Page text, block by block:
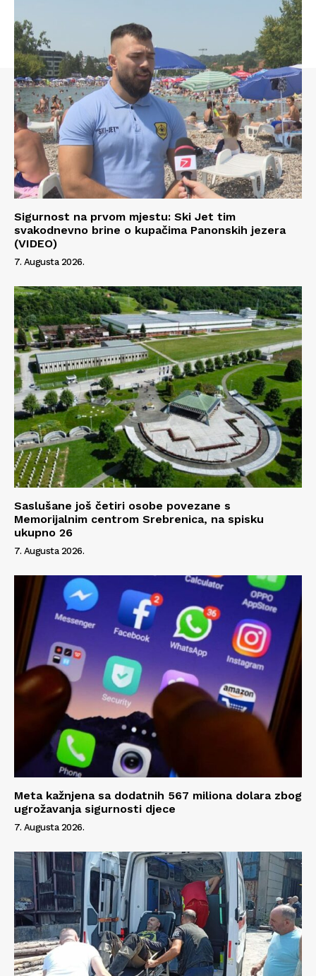
Info
O nama
Kontakt
Impressum
Sigurnost na prvom mjestu: Ski Jet tim
svakodnevno brine o kupačima Panonskih jezera
(VIDEO)
7. Augusta 2026.
Saslušane još četiri osobe povezane s
Memorijalnim centrom Srebrenica, na spisku
ukupno 26
7. Augusta 2026.
Meta kažnjena sa dodatnih 567 miliona dolara zbog
ugrožavanja sigurnosti djece
7. Augusta 2026.